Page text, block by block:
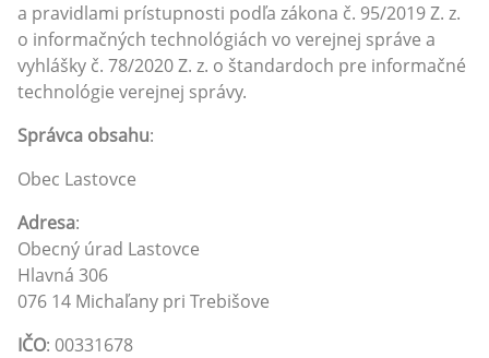
a pravidlami prístupnosti podľa zákona č. 95/2019 Z. z.
o informačných technológiách vo verejnej správe a
vyhlášky č. 78/2020 Z. z. o štandardoch pre informačné
technológie verejnej správy.
Správca obsahu:
Obec Lastovce
Adresa:
Obecný úrad Lastovce
Hlavná 306
076 14 Michaľany pri Trebišove
IČO: 00331678